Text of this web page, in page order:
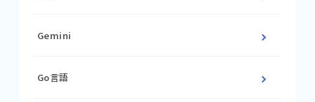
Gemini
Go言語